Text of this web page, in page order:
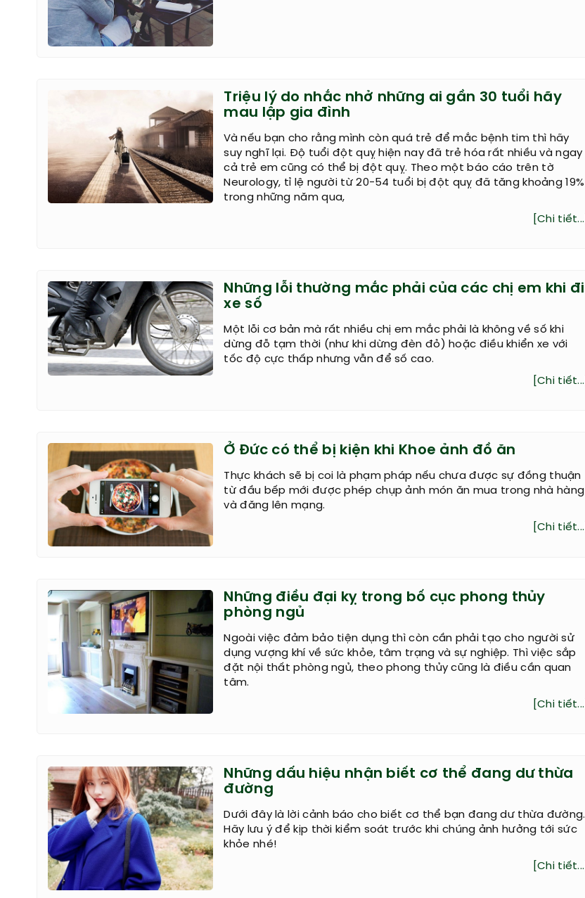
Triệu lý do nhắc nhở những ai gần 30 tuổi hãy
mau lập gia đình
Và nếu bạn cho rằng mình còn quá trẻ để mắc bệnh tim thì hãy
suy nghĩ lại. Độ tuổi đột quỵ hiện nay đã trẻ hóa rất nhiều và ngay
cả trẻ em cũng có thể bị đột quỵ. Theo một báo cáo trên tờ
Neurology, tỉ lệ người từ 20-54 tuổi bị đột quỵ đã tăng khoảng 19%
trong những năm qua,
[Chi tiết...]
Những lỗi thường mắc phải của các chị em khi đi
xe số
Một lỗi cơ bản mà rất nhiều chị em mắc phải là không về số khi
dừng đỗ tạm thời (như khi dừng đèn đỏ) hoặc điều khiển xe với
tốc độ cực thấp nhưng vẫn để số cao.
[Chi tiết...]
Ở Đức có thể bị kiện khi Khoe ảnh đồ ăn
Thực khách sẽ bị coi là phạm pháp nếu chưa được sự đồng thuận
từ đầu bếp mới được phép chụp ảnh món ăn mua trong nhà hàng
và đăng lên mạng.
[Chi tiết...]
Những điều đại kỵ trong bố cục phong thủy
phòng ngủ
Ngoài việc đảm bảo tiện dụng thì còn cần phải tạo cho người sử
dụng vượng khí về sức khỏe, tâm trạng và sự nghiệp. Thì việc sắp
đặt nội thất phòng ngủ, theo phong thủy cũng là điều cần quan
tâm.
[Chi tiết...]
Những dấu hiệu nhận biết cơ thể đang dư thừa
đường
Dưới đây là lời cảnh báo cho biết cơ thể bạn đang dư thừa đường.
Hãy lưu ý để kịp thời kiểm soát trước khi chúng ảnh hưởng tới sức
khỏe nhé!
[Chi tiết...]